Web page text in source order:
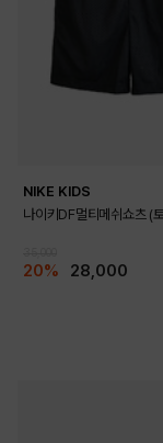
NIKE KIDS
나이키DF멀티메쉬쇼츠 (
20% 28,000